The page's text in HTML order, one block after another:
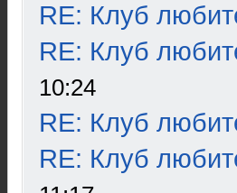
RE: Клуб
RE: Клуб
10:24
RE: Клуб
RE: Клуб